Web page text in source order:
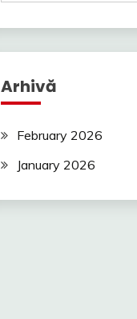
Arhivă
February 2026
January 2026